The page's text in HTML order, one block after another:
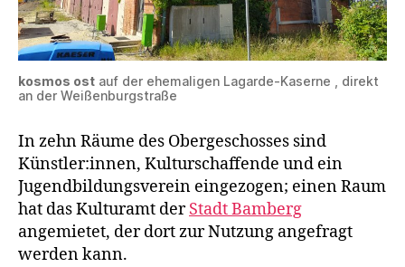
kosmos ost auf der ehemaligen Lagarde-Kaserne , direkt
an der Weißenburgstraße
In zehn Räume des Obergeschosses sind
Künstler:innen, Kulturschaffende und ein
Jugendbildungsverein eingezogen; einen Raum
hat das Kulturamt derStadt Bamberg
angemietet, der dort zur Nutzung angefragt
werden kann.